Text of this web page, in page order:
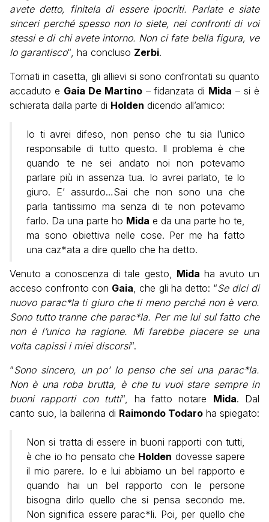
avete detto, finitela di essere ipocriti. Parlate e siate
sinceri perché spesso non lo siete, nei confronti di voi
stessi e di chi avete intorno. Non ci fate bella figura, ve
lo garantisco“, ha concluso Zerbi.
Tornati in casetta, gli allievi si sono confrontati su quanto
accaduto e Gaia De Martino– fidanzata di Mida – si è
schierata dalla parte di Holden dicendo all’amico:
Io ti avrei difeso, non penso che tu sia l’unico
responsabile di tutto questo. Il problema è che
quando te ne sei andato noi non potevamo
parlare più in assenza tua. Io avrei parlato, te lo
giuro. E’ assurdo…Sai che non sono una che
parla tantissimo ma senza di te non potevamo
farlo. Da una parte ho Mida e da una parte ho te,
ma sono obiettiva nelle cose. Per me ha fatto
una caz*ata a dire quello che ha detto.
Venuto a conoscenza di tale gesto, Mida ha avuto un
acceso confronto con Gaia, che gli ha detto: “Se dici di
nuovo parac*la ti giuro che ti meno perché non è vero.
Sono tutto tranne che parac*la. Per me lui sul fatto che
non è l’unico ha ragione. Mi farebbe piacere se una
volta capissi i miei discorsi“.
“Sono sincero, un po’ lo penso che sei una parac*la.
Non è una roba brutta, è che tu vuoi stare sempre in
buoni rapporti con tutti“, ha fatto notare Mida. Dal
canto suo, la ballerina di Raimondo Todaro ha spiegato:
Non si tratta di essere in buoni rapporti con tutti,
è che io ho pensato che Holden dovesse sapere
il mio parere. Io e lui abbiamo un bel rapporto e
quando hai un bel rapporto con le persone
bisogna dirlo quello che si pensa secondo me.
Non significa essere parac*li. Poi, per quello che